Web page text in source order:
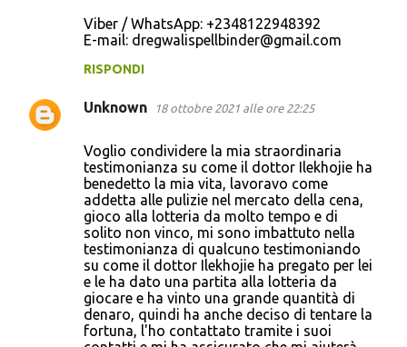
Viber / WhatsApp: +2348122948392
E-mail: dregwalispellbinder@gmail.com
RISPONDI
Unknown 18 ottobre 2021 alle ore 22:25
Voglio condividere la mia straordinaria
testimonianza su come il dottor Ilekhojie ha
benedetto la mia vita, lavoravo come
addetta alle pulizie nel mercato della cena,
gioco alla lotteria da molto tempo e di
solito non vinco, mi sono imbattuto nella
testimonianza di qualcuno testimoniando
su come il dottor Ilekhojie ha pregato per lei
e le ha dato una partita alla lotteria da
giocare e ha vinto una grande quantità di
denaro, quindi ha anche deciso di tentare la
fortuna, l'ho contattato tramite i suoi